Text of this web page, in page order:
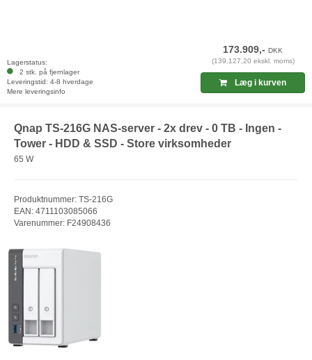
Lagerstatus:
2 stk. på fjernlager
Leveringstid: 4-8 hverdage
Mere leveringsinfo
173.909,-DKK
(139.127,20 ekskl. moms)
Læg i kurven
Qnap TS-216G NAS-server - 2x drev - 0 TB - Ingen -
Tower - HDD & SSD - Store virksomheder
65 W
Produktnummer: TS-216G
EAN: 4711103085066
Varenummer: F24908436